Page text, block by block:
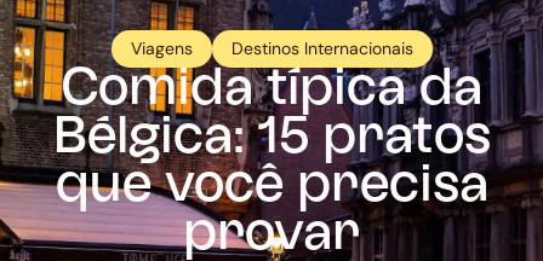
Viagens Destinos Internacionais
Comida típica da
Bélgica: 15 pratos
que você precisa
provar